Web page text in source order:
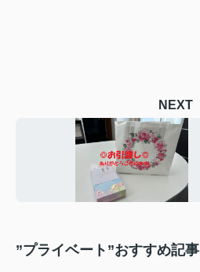
NEXT
”プライベート”おすすめ記事